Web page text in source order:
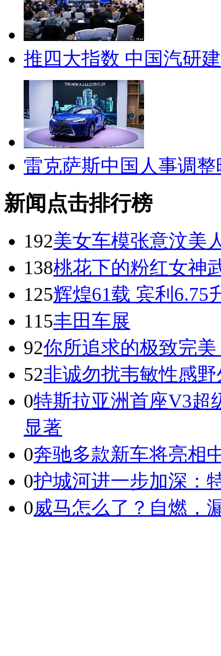
推四大指数 中国汽研
雷克萨斯中国人事调
新闻点击排行榜
192美女车模张意汶美
138桃花下的粉红女神
125辉煌61载 宾利6.75
115丰田车展
92你所追求的极致完
52非诚勿扰韦敏性感
0特斯拉亚洲首座V3超
显著
0奔驰多款新车将亮相
0护城河进一步加深：
0威马怎么了？自燃，